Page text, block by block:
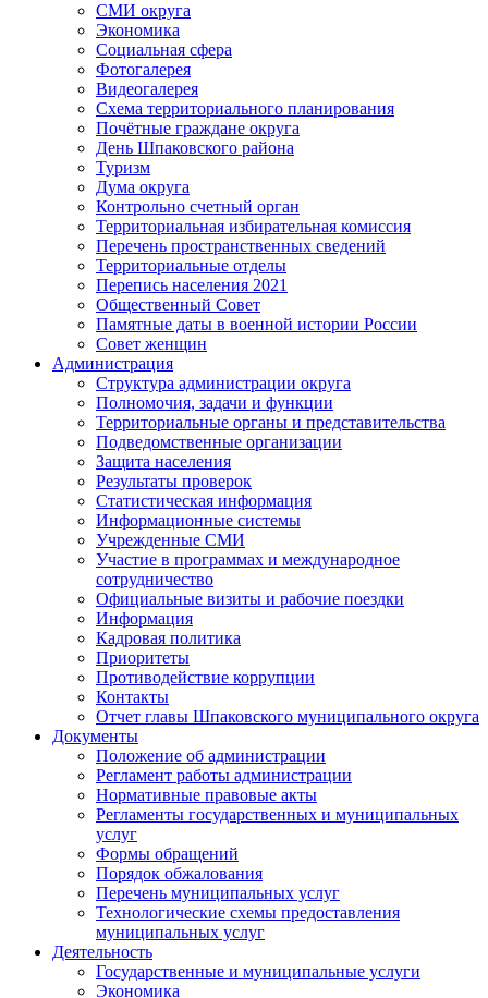
СМИ округа
Экономика
Социальная сфера
Фотогалерея
Видеогалерея
Схема территориального планирования
Почётные граждане округа
День Шпаковского района
Туризм
Дума округа
Контрольно счетный орган
Территориальная избирательная комиссия
Перечень пространственных сведений
Территориальные отделы
Перепись населения 2021
Общественный Совет
Памятные даты в военной истории России
Совет женщин
Администрация
Структура администрации округа
Полномочия, задачи и функции
Территориальные органы и представительства
Подведомственные организации
Защита населения
Результаты проверок
Статистическая информация
Информационные системы
Учрежденные СМИ
Участие в программах и международное
сотрудничество
Официальные визиты и рабочие поездки
Информация
Кадровая политика
Приоритеты
Противодействие коррупции
Контакты
Отчет главы Шпаковского муниципального округа
Документы
Положение об администрации
Регламент работы администрации
Нормативные правовые акты
Регламенты государственных и муниципальных
услуг
Формы обращений
Порядок обжалования
Перечень муниципальных услуг
Технологические схемы предоставления
муниципальных услуг
Деятельность
Государственные и муниципальные услуги
Экономика